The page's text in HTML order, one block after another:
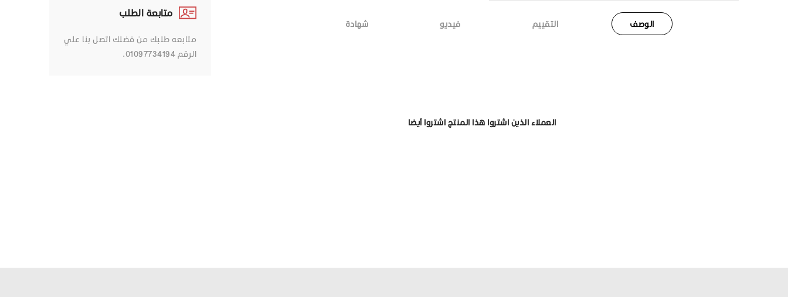
الوصف التقييم فيديو شهادة
العملاء الذين اشتروا هذا المنتج اشتروا أيضا
متابعة الطلب
متابعه طلبك من فضلك اتصل بنا علي
الرقم 01097734194.